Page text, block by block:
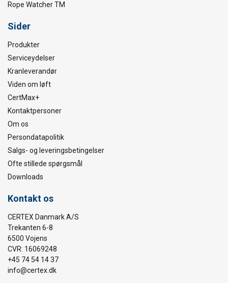
Rope Watcher TM
Sider
Produkter
Serviceydelser
Kranleverandør
Viden om løft
CertMax+
Kontaktpersoner
Om os
Persondatapolitik
Salgs- og leveringsbetingelser
Ofte stillede spørgsmål
Downloads
Kontakt os
CERTEX Danmark A/S
Trekanten 6-8
6500 Vojens
CVR: 16069248
+45 74 54 14 37
info@certex.dk